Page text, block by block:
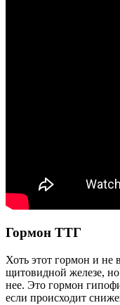
Гормон ТТГ
Хоть этот гормон и не
щитовидной железе,
нее. Это гормон
если происходит